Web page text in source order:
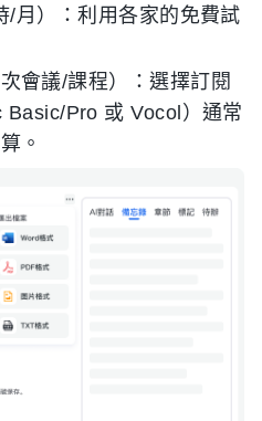
/月）：利用各家的免費試
會議/課程）：選擇訂閱
Basic/Pro 或 Vocol）通常
。